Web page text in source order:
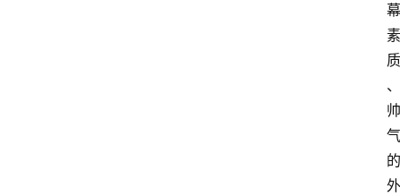
幕
素
质
、
帅
气
的
外